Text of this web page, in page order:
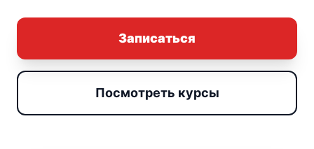
Записаться
Посмотреть курсы